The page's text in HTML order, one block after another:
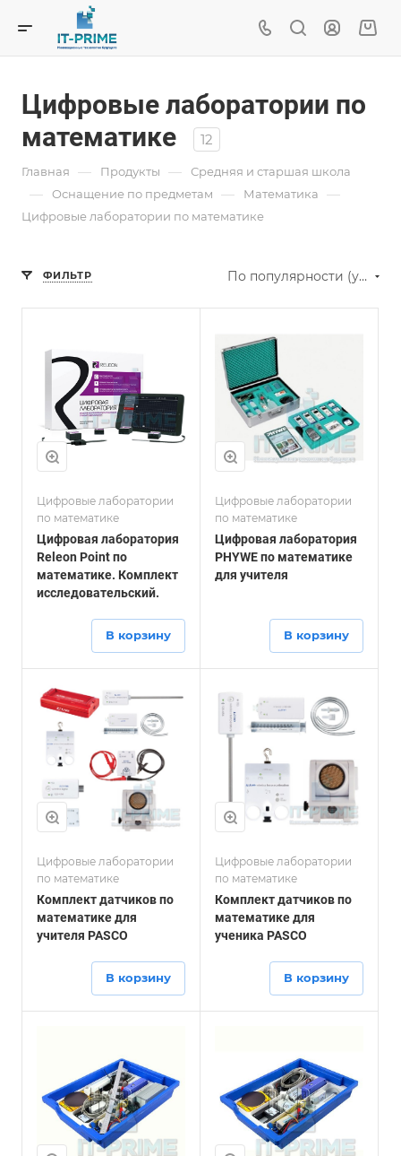
Цифровые лаборатории по
математике
12
Главная — Продукты — Средняя и старшая школа
— Oснащение по предметам — Математика —
Цифровые лаборатории по математике
ФИЛЬТР По популярности (убывание)
Цифровые лаборатории
по математике
Цифровая лаборатория
Releon Point по
математике. Комплект
исследовательский.
В корзину
Цифровые лаборатории
по математике
Цифровая лаборатория
PHYWE по математике
для учителя
В корзину
Цифровые лаборатории
по математике
Комплект датчиков по
математике для
учителя PASCO
В корзину
Цифровые лаборатории
по математике
Комплект датчиков по
математике для
ученика PASCO
В корзину